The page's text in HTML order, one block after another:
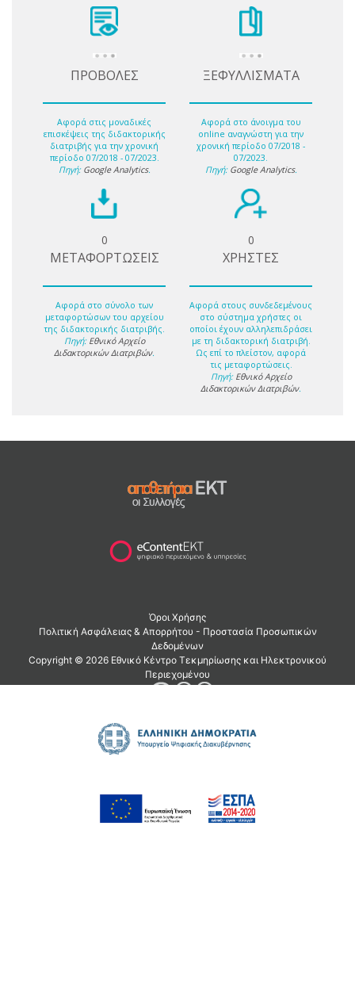
ΠΡΟΒΟΛΕΣ
Αφορά στις μοναδικές
επισκέψεις της διδακτορικής
διατριβής για την χρονική
περίοδο 07/2018 - 07/2023.
Πηγή: Google Analytics.
ΞΕΦΥΛΛΙΣΜΑΤΑ
Αφορά στο άνοιγμα του
online αναγνώστη για την
χρονική περίοδο 07/2018 -
07/2023.
Πηγή: Google Analytics.
0
ΜΕΤΑΦΟΡΤΩΣΕΙΣ
Αφορά στο σύνολο των
μεταφορτώσων του αρχείου
της διδακτορικής διατριβής.
Πηγή: Εθνικό Αρχείο
Διδακτορικών Διατριβών.
0
ΧΡΗΣΤΕΣ
Αφορά στους συνδεδεμένους
στο σύστημα χρήστες οι
οποίοι έχουν αλληλεπιδράσει
με τη διδακτορική διατριβή.
Ως επί το πλείστον, αφορά
τις μεταφορτώσεις.
Πηγή: Εθνικό Αρχείο
Διδακτορικών Διατριβών.